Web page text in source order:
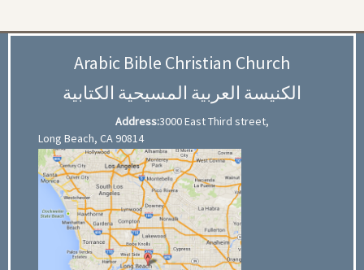
Arabic Bible Christian Church
الكنيسة العربية المسيحية الكتابية
Address:3000 East Third street,
Long Beach, CA 90814